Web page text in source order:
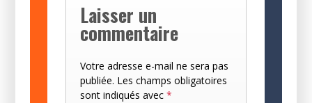
Laisser un
commentaire
Votre adresse e-mail ne sera pas
publiée. Les champs obligatoires
sont indiqués avec *